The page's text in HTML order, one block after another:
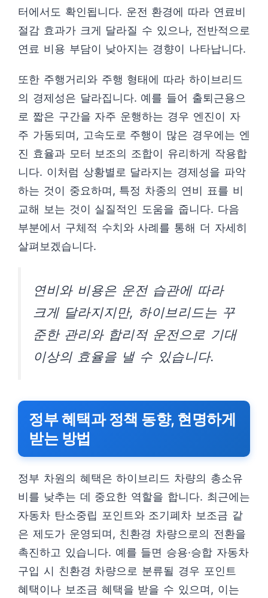
터에서도 확인됩니다. 운전 환경에 따라 연료비
절감 효과가 크게 달라질 수 있으나, 전반적으로
연료 비용 부담이 낮아지는 경향이 나타납니다.
또한 주행거리와 주행 형태에 따라 하이브리드
의 경제성은 달라집니다. 예를 들어 출퇴근용으
로 짧은 구간을 자주 운행하는 경우 엔진이 자
주 가동되며, 고속도로 주행이 많은 경우에는 엔
진 효율과 모터 보조의 조합이 유리하게 작용합
니다. 이처럼 상황별로 달라지는 경제성을 파악
하는 것이 중요하며, 특정 차종의 연비 표를 비
교해 보는 것이 실질적인 도움을 줍니다. 다음
부분에서 구체적 수치와 사례를 통해 더 자세히
살펴보겠습니다.
연비와 비용은 운전 습관에 따라
크게 달라지지만, 하이브리드는 꾸
준한 관리와 합리적 운전으로 기대
이상의 효율을 낼 수 있습니다.
정부 혜택과 정책 동향, 현명하게
받는 방법
정부 차원의 혜택은 하이브리드 차량의 총소유
비를 낮추는 데 중요한 역할을 합니다. 최근에는
자동차 탄소중립 포인트와 조기폐차 보조금 같
은 제도가 운영되며, 친환경 차량으로의 전환을
촉진하고 있습니다. 예를 들면 승용·승합 자동차
구입 시 친환경 차량으로 분류될 경우 포인트
혜택이나 보조금 혜택을 받을 수 있으며, 이는